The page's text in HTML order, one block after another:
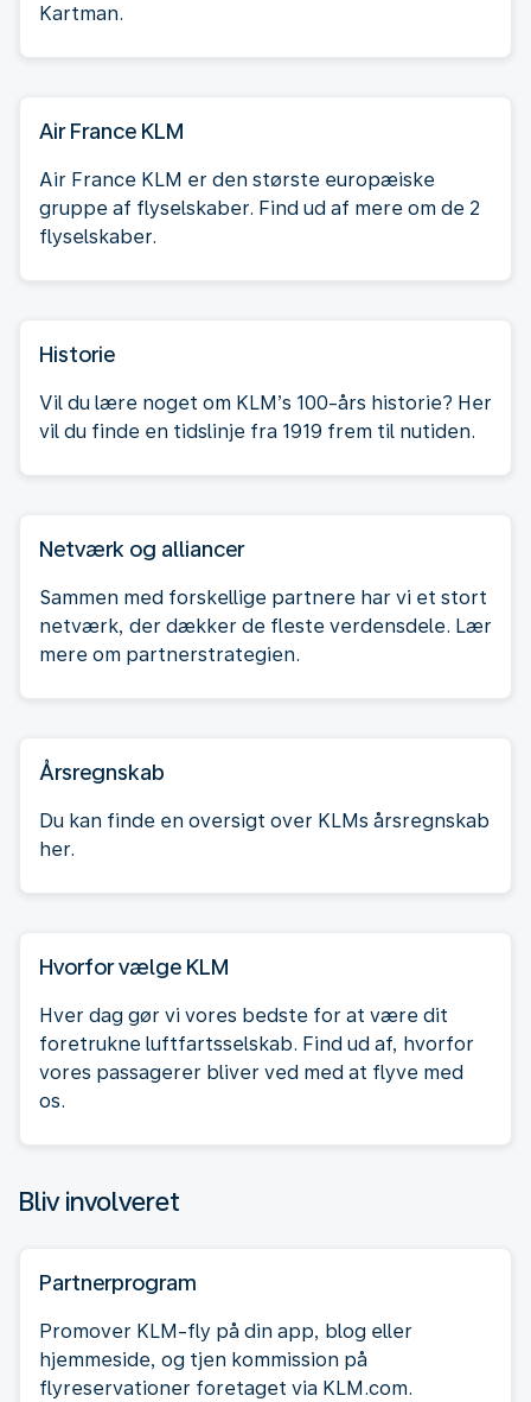
Kartman.
Air France KLM
Air France KLM er den største europæiske
gruppe af flyselskaber. Find ud af mere om de 2
flyselskaber.
Historie
Vil du lære noget om KLM’s 100-års historie? Her
vil du finde en tidslinje fra 1919 frem til nutiden.
Netværk og alliancer
Sammen med forskellige partnere har vi et stort
netværk, der dækker de fleste verdensdele. Lær
mere om partnerstrategien.
Årsregnskab
Du kan finde en oversigt over KLMs årsregnskab
her.
Hvorfor vælge KLM
Hver dag gør vi vores bedste for at være dit
foretrukne luftfartsselskab. Find ud af, hvorfor
vores passagerer bliver ved med at flyve med
os.
Bliv involveret
Partnerprogram
Promover KLM-fly på din app, blog eller
hjemmeside, og tjen kommission på
flyreservationer foretaget via KLM.com.